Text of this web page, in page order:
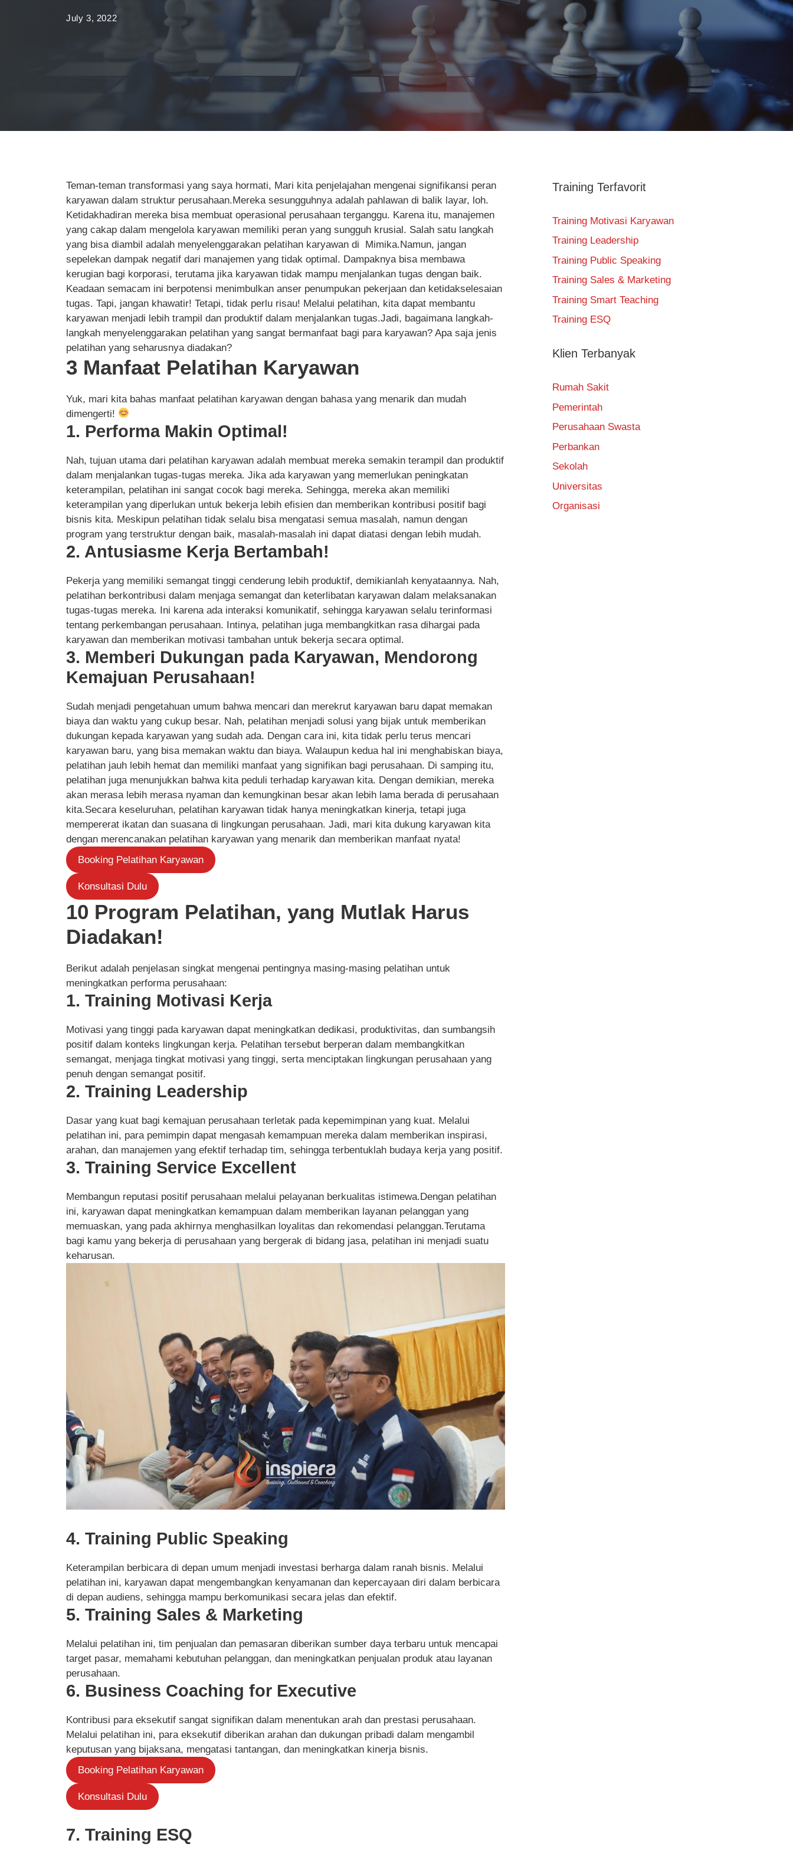
July 3, 2022
Teman-teman transformasi yang saya hormati, Mari kita penjelajahan mengenai signifikansi peran
karyawan dalam struktur perusahaan.Mereka sesungguhnya adalah pahlawan di balik layar, loh.
Ketidakhadiran mereka bisa membuat operasional perusahaan terganggu. Karena itu, manajemen
yang cakap dalam mengelola karyawan memiliki peran yang sungguh krusial. Salah satu langkah
yang bisa diambil adalah menyelenggarakan pelatihan karyawan di Mimika.Namun, jangan
sepelekan dampak negatif dari manajemen yang tidak optimal. Dampaknya bisa membawa
kerugian bagi korporasi, terutama jika karyawan tidak mampu menjalankan tugas dengan baik.
Keadaan semacam ini berpotensi menimbulkan anser penumpukan pekerjaan dan ketidakselesaian
tugas. Tapi, jangan khawatir! Tetapi, tidak perlu risau! Melalui pelatihan, kita dapat membantu
karyawan menjadi lebih trampil dan produktif dalam menjalankan tugas.Jadi, bagaimana langkah-
langkah menyelenggarakan pelatihan yang sangat bermanfaat bagi para karyawan? Apa saja jenis
pelatihan yang seharusnya diadakan?
3 Manfaat Pelatihan Karyawan
Yuk, mari kita bahas manfaat pelatihan karyawan dengan bahasa yang menarik dan mudah
dimengerti!
1. Performa Makin Optimal!
Nah, tujuan utama dari pelatihan karyawan adalah membuat mereka semakin terampil dan produktif
dalam menjalankan tugas-tugas mereka. Jika ada karyawan yang memerlukan peningkatan
keterampilan, pelatihan ini sangat cocok bagi mereka. Sehingga, mereka akan memiliki
keterampilan yang diperlukan untuk bekerja lebih efisien dan memberikan kontribusi positif bagi
bisnis kita. Meskipun pelatihan tidak selalu bisa mengatasi semua masalah, namun dengan
program yang terstruktur dengan baik, masalah-masalah ini dapat diatasi dengan lebih mudah.
2. Antusiasme Kerja Bertambah!
Pekerja yang memiliki semangat tinggi cenderung lebih produktif, demikianlah kenyataannya. Nah,
pelatihan berkontribusi dalam menjaga semangat dan keterlibatan karyawan dalam melaksanakan
tugas-tugas mereka. Ini karena ada interaksi komunikatif, sehingga karyawan selalu terinformasi
tentang perkembangan perusahaan. Intinya, pelatihan juga membangkitkan rasa dihargai pada
karyawan dan memberikan motivasi tambahan untuk bekerja secara optimal.
3. Memberi Dukungan pada Karyawan, Mendorong
Kemajuan Perusahaan!
Sudah menjadi pengetahuan umum bahwa mencari dan merekrut karyawan baru dapat memakan
biaya dan waktu yang cukup besar. Nah, pelatihan menjadi solusi yang bijak untuk memberikan
dukungan kepada karyawan yang sudah ada. Dengan cara ini, kita tidak perlu terus mencari
karyawan baru, yang bisa memakan waktu dan biaya. Walaupun kedua hal ini menghabiskan biaya,
pelatihan jauh lebih hemat dan memiliki manfaat yang signifikan bagi perusahaan. Di samping itu,
pelatihan juga menunjukkan bahwa kita peduli terhadap karyawan kita. Dengan demikian, mereka
akan merasa lebih merasa nyaman dan kemungkinan besar akan lebih lama berada di perusahaan
kita.Secara keseluruhan, pelatihan karyawan tidak hanya meningkatkan kinerja, tetapi juga
mempererat ikatan dan suasana di lingkungan perusahaan. Jadi, mari kita dukung karyawan kita
dengan merencanakan pelatihan karyawan yang menarik dan memberikan manfaat nyata!
Booking Pelatihan Karyawan
Konsultasi Dulu
10 Program Pelatihan, yang Mutlak Harus
Diadakan!
Berikut adalah penjelasan singkat mengenai pentingnya masing-masing pelatihan untuk
meningkatkan performa perusahaan:
1. Training Motivasi Kerja
Motivasi yang tinggi pada karyawan dapat meningkatkan dedikasi, produktivitas, dan sumbangsih
positif dalam konteks lingkungan kerja. Pelatihan tersebut berperan dalam membangkitkan
semangat, menjaga tingkat motivasi yang tinggi, serta menciptakan lingkungan perusahaan yang
penuh dengan semangat positif.
2. Training Leadership
Dasar yang kuat bagi kemajuan perusahaan terletak pada kepemimpinan yang kuat. Melalui
pelatihan ini, para pemimpin dapat mengasah kemampuan mereka dalam memberikan inspirasi,
arahan, dan manajemen yang efektif terhadap tim, sehingga terbentuklah budaya kerja yang positif.
3. Training Service Excellent
Membangun reputasi positif perusahaan melalui pelayanan berkualitas istimewa.Dengan pelatihan
ini, karyawan dapat meningkatkan kemampuan dalam memberikan layanan pelanggan yang
memuaskan, yang pada akhirnya menghasilkan loyalitas dan rekomendasi pelanggan.Terutama
bagi kamu yang bekerja di perusahaan yang bergerak di bidang jasa, pelatihan ini menjadi suatu
keharusan.
4. Training Public Speaking
Keterampilan berbicara di depan umum menjadi investasi berharga dalam ranah bisnis. Melalui
pelatihan ini, karyawan dapat mengembangkan kenyamanan dan kepercayaan diri dalam berbicara
di depan audiens, sehingga mampu berkomunikasi secara jelas dan efektif.
5. Training Sales & Marketing
Melalui pelatihan ini, tim penjualan dan pemasaran diberikan sumber daya terbaru untuk mencapai
target pasar, memahami kebutuhan pelanggan, dan meningkatkan penjualan produk atau layanan
perusahaan.
6. Business Coaching for Executive
Kontribusi para eksekutif sangat signifikan dalam menentukan arah dan prestasi perusahaan.
Melalui pelatihan ini, para eksekutif diberikan arahan dan dukungan pribadi dalam mengambil
keputusan yang bijaksana, mengatasi tantangan, dan meningkatkan kinerja bisnis.
Booking Pelatihan Karyawan
Konsultasi Dulu
7. Training ESQ
Training Terfavorit
Training Motivasi Karyawan
Training Leadership
Training Public Speaking
Training Sales & Marketing
Training Smart Teaching
Training ESQ
Klien Terbanyak
Rumah Sakit
Pemerintah
Perusahaan Swasta
Perbankan
Sekolah
Universitas
Organisasi